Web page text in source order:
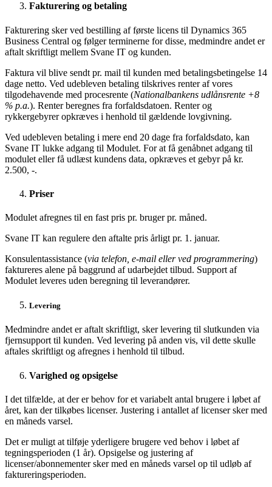
Fakturering og betaling
Fakturering sker ved bestilling af første licens til Dynamics 365
Business Central og følger terminerne for disse, medmindre andet er
aftalt skriftligt mellem Svane IT og kunden.
Faktura vil blive sendt pr. mail til kunden med betalingsbetingelse 14
dage netto. Ved udebleven betaling tilskrives renter af vores
tilgodehavende med procesrente (Nationalbankens udlånsrente +8
% p.a.). Renter beregnes fra forfaldsdatoen. Renter og
rykkergebyrer opkræves i henhold til gældende lovgivning.
Ved udebleven betaling i mere end 20 dage fra forfaldsdato, kan
Svane IT lukke adgang til Modulet. For at få genåbnet adgang til
modulet eller få udlæst kundens data, opkræves et gebyr på kr.
2.500, -.
Priser
Modulet afregnes til en fast pris pr. bruger pr. måned.
Svane IT kan regulere den aftalte pris årligt pr. 1. januar.
Konsulentassistance (via telefon, e-mail eller ved programmering)
faktureres alene på baggrund af udarbejdet tilbud. Support af
Modulet leveres uden beregning til leverandører.
Levering
Medmindre andet er aftalt skriftligt, sker levering til slutkunden via
fjernsupport til kunden. Ved levering på anden vis, vil dette skulle
aftales skriftligt og afregnes i henhold til tilbud.
Varighed og opsigelse
I det tilfælde, at der er behov for et variabelt antal brugere i løbet af
året, kan der tilkøbes licenser. Justering i antallet af licenser sker med
en måneds varsel.
Det er muligt at tilføje yderligere brugere ved behov i løbet af
tegningsperioden (1 år). Opsigelse og justering af
licenser/abonnementer sker med en måneds varsel op til udløb af
faktureringsperioden.